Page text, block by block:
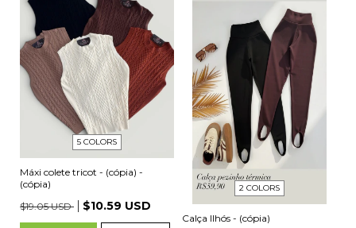
5 COLORS
Máxi colete tricot - (cópia) -
(cópia)
$19.05 USD
$10.59 USD
2 COLORS
Calça Ilhós - (cópia)